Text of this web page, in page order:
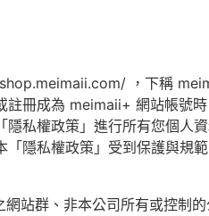
，下稱
註冊成為 meimaii+ 網站帳號
私權政策」進行所有您個人
隱私權政策」受到保護與規
站群、非本公司所有或控制